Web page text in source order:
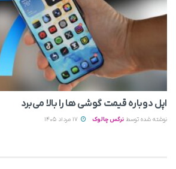
اپل دوباره قیمت‌ گوشی ها را بالا می‌برد
نوشته شده توسط نرگس چالوک